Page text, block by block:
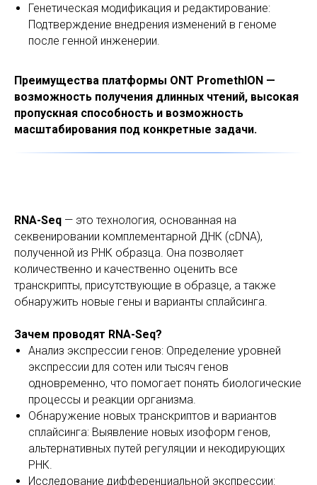
Генетическая модификация и редактирование:
Подтверждение внедрения изменений в геноме
после генной инженерии.
Преимущества платформы ONT PromethION —
возможность получения длинных чтений, высокая
пропускная способность и возможность
масштабирования под конкретные задачи.
RNA-Seq — это технология, основанная на
секвенировании комплементарной ДНК (cDNA),
полученной из РНК образца. Она позволяет
количественно и качественно оценить все
транскрипты, присутствующие в образце, а также
обнаружить новые гены и варианты сплайсинга.
Зачем проводят RNA-Seq?
Анализ экспрессии генов: Определение уровней
экспрессии для сотен или тысяч генов
одновременно, что помогает понять биологические
процессы и реакции организма.
Обнаружение новых транскриптов и вариантов
сплайсинга: Выявление новых изоформ генов,
альтернативных путей регуляции и некодирующих
РНК.
Исследование дифференциальной экспрессии: